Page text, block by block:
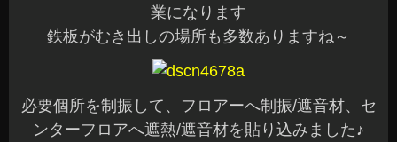
業になります
鉄板がむき出しの場所も多数ありますね～
必要個所を制振して、フロアーへ制振/遮音材、セ
ンターフロアへ遮熱/遮音材を貼り込みました♪